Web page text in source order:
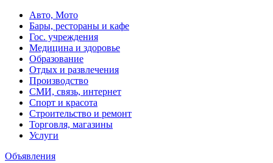
Авто, Мото
Бары, рестораны и кафе
Гос. учреждения
Медицина и здоровье
Образование
Отдых и развлечения
Производство
СМИ, связь, интернет
Спорт и красота
Строительство и ремонт
Торговля, магазины
Услуги
Объявления